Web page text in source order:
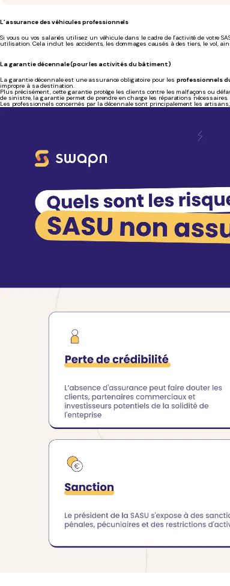
L’assurance des véhicules professionnels
Si vous ou vos salariés utilisez un véhicule dans le cadre de l’activité de votre
utilisation. Cela inclut les accidents, les dommages causés à des tiers, le vol,
La garantie décennale (pour les activités du bâtiment)
La garantie décennale est une assurance obligatoire pour les professionnels
impropre à sa destination.
Plus précisément, cette garantie protège les clients contre les malfaçons ou
de sinistre, la garantie permet de prendre en charge les réparations nécessaires.
Les professionnels concernés par la décennale sont principalement les